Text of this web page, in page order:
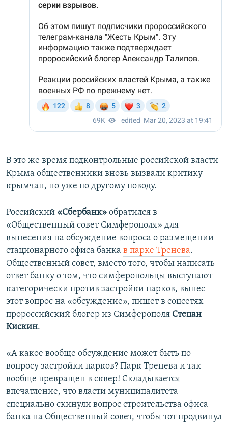
В это же время подконтрольные российской власти
Крыма общественники вновь вызвали критику
крымчан, но уже по другому поводу.
Российский «Сбербанк» обратился в
«Общественный совет Симферополя» для
вынесения на обсуждение вопроса о размещении
стационарного офиса банка в парке Тренева.
Общественный совет, вместо того, чтобы написать
ответ банку о том, что симферопольцы выступают
категорически против застройки парков, вынес
этот вопрос на «обсуждение», пишет в соцсетях
пророссийский блогер из Симферополя Степан
Кискин.
«А какое вообще обсуждение может быть по
вопросу застройки парков? Парк Тренева и так
вообще превращен в сквер! Складывается
впечатление, что власти муниципалитета
специально скинули вопрос строительства офиса
банка на Общественный совет, чтобы тот продвинул